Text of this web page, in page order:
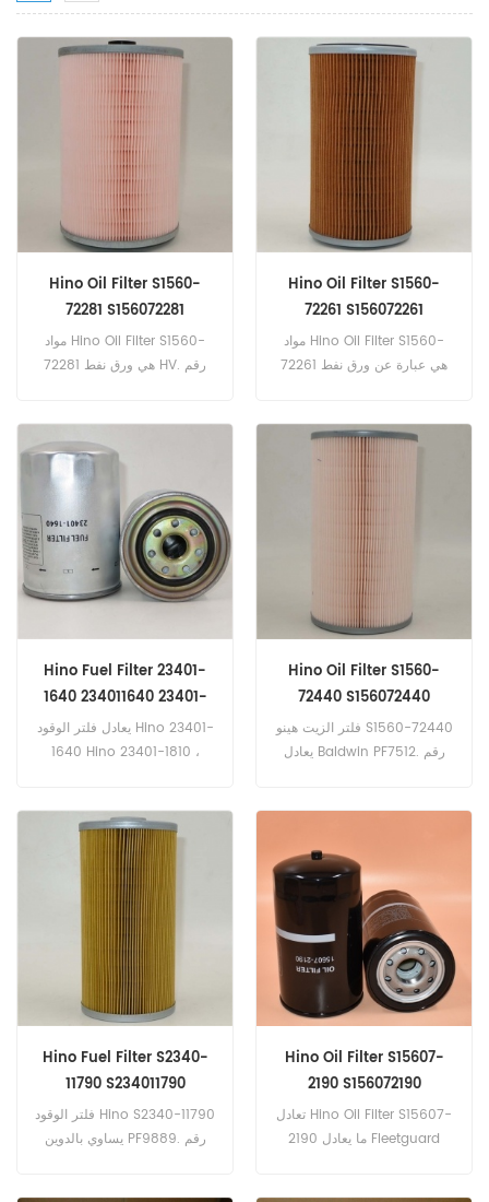
Hino Oil Filter S1560-
72281 S156072281
مواد Hino Oil Filter S1560-
72281 هي ورق نفط HV. رقم
الزيت العلامة التجارية: هينو
Hino Oil Filter S1560-
72261 S156072261
مواد Hino Oil Filter S1560-
72261 هي عبارة عن ورق نفط
فلتر الزيت العلامة التجارية: هينو
Hino Fuel Filter 23401-
1640 234011640 23401-
1810
يعادل فلتر الوقود Hino 23401-
1640 Hino 23401-1810 ،
اسم القطعة: فلتر الوقود العلامة
التجارية: هينو Models:SK460-
8, SK480-8
Hino Oil Filter S1560-
72440 S156072440
فلتر الزيت هينو S1560-72440
يعادل Baldwin PF7512. رقم
Hino Fuel Filter S2340-
11790 S234011790
فلتر الوقود Hino S2340-11790
يساوي بالدوين PF9889. رقم
Hino Oil Filter S15607-
2190 S156072190
تعادل Hino Oil Filter S15607-
2190 ما يعادل Fleetguard